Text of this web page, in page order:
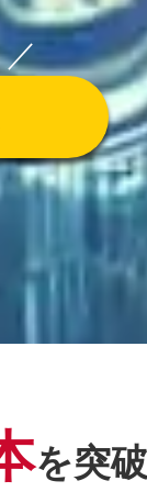
を突